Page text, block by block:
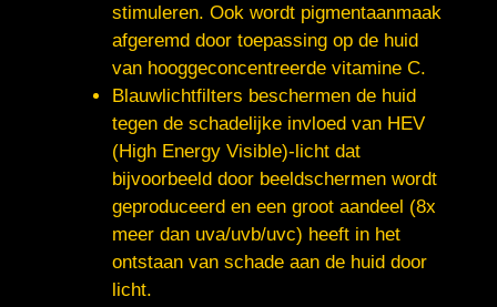
stimuleren. Ook wordt pigmentaanmaak
afgeremd door toepassing op de huid
van hooggeconcentreerde vitamine C.
Blauwlichtfilters beschermen de huid
tegen de schadelijke invloed van HEV
(High Energy Visible)-licht dat
bijvoorbeeld door beeldschermen wordt
geproduceerd en een groot aandeel (8x
meer dan uva/uvb/uvc) heeft in het
ontstaan van schade aan de huid door
licht.